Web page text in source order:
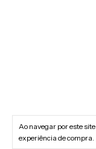
Ao navegar por este site
experiência de compra.